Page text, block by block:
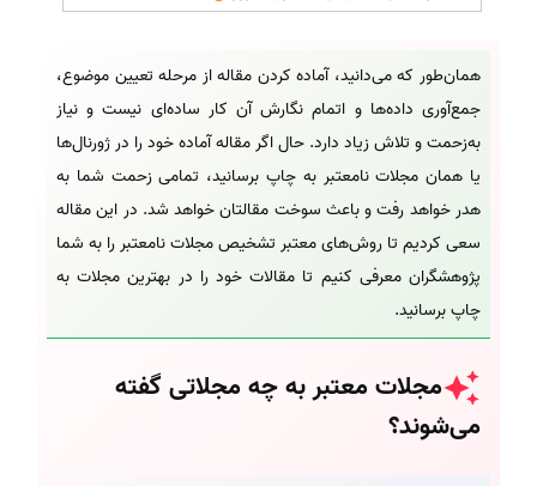
همان‌طور که می‌دانید، آماده کردن مقاله از مرحله تعیین موضوع،
جمع‌آوری داده‌ها و اتمام نگارش آن کار ساده‌ای نیست و نیاز
به‌زحمت و تلاش زیاد دارد. حال اگر مقاله آماده خود را در ژورنال‌ها
یا همان مجلات نامعتبر به چاپ برسانید، تمامی زحمت شما به
هدر خواهد رفت و باعث سوخت مقالتان خواهد شد. در این مقاله
سعی کردیم تا روش‌های معتبر تشخیص مجلات نامعتبر را به شما
پژوهشگران معرفی کنیم تا مقالات خود را در بهترین مجلات به
چاپ برسانید.
مجلات معتبر به چه مجلاتی گفته
می‌شوند؟